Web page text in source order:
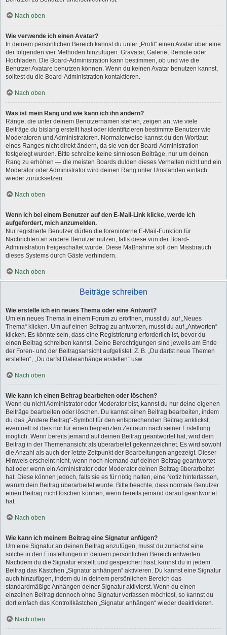
Nach oben
Wie verwende ich einen Avatar?
In deinem persönlichen Bereich kannst du unter „Profil“ einen Avatar über eine
der folgenden vier Methoden hinzufügen: Gravatar, Galerie, Remote oder
Hochladen. Die Board-Administration kann bestimmen, ob und wie die
Benutzer Avatare benutzen können. Wenn du keinen Avatar benutzen kannst,
solltest du die Board-Administration kontaktieren.
Nach oben
Was ist mein Rang und wie kann ich ihn ändern?
Ränge, die unter deinem Benutzernamen stehen, zeigen an, wie viele
Beiträge du bislang erstellt hast oder identifizieren bestimmte Benutzer wie
Moderatoren und Administratoren. Normalerweise kannst du den Wortlaut
eines Ranges nicht direkt ändern, da sie von der Board-Administration
festgelegt wurden. Bitte schreibe keine sinnlosen Beiträge, nur um deinen
Rang zu erhöhen — die meisten Boards dulden dieses Verhalten nicht und ein
Moderator oder Administrator wird deinen Rang unter Umständen einfach
wieder zurücksetzen.
Nach oben
Wenn ich bei einem Benutzer auf den E-Mail-Link klicke, werde ich
aufgefordert, mich anzumelden.
Nur registrierte Benutzer dürfen die foreninterne E-Mail-Funktion für
Nachrichten an andere Benutzer nutzen, falls diese von der Board-
Administration freigeschaltet wurde. Diese Maßnahme soll den Missbrauch
dieses Systems durch Gäste verhindern.
Nach oben
Beiträge schreiben
Wie erstelle ich ein neues Thema oder eine Antwort?
Um ein neues Thema in einem Forum zu eröffnen, musst du auf „Neues
Thema“ klicken. Um auf einen Beitrag zu antworten, musst du auf „Antworten“
klicken. Es könnte sein, dass eine Registrierung erforderlich ist, bevor du
einen Beitrag schreiben kannst. Deine Berechtigungen sind jeweils am Ende
der Foren- und der Beitragsansicht aufgelistet. Z. B. „Du darfst neue Themen
erstellen“, „Du darfst Dateianhänge erstellen“ usw.
Nach oben
Wie kann ich einen Beitrag bearbeiten oder löschen?
Wenn du nicht Administrator oder Moderator bist, kannst du nur deine eigenen
Beiträge bearbeiten oder löschen. Du kannst einen Beitrag bearbeiten, indem
du das „Ändere Beitrag“-Symbol für den entsprechenden Beitrag anklickst;
eventuell ist dies nur für einen begrenzten Zeitraum nach seiner Erstellung
möglich. Wenn bereits jemand auf deinen Beitrag geantwortet hat, wird dein
Beitrag in der Themenansicht als überarbeitet gekennzeichnet. Es wird sowohl
die Anzahl als auch der letzte Zeitpunkt der Bearbeitungen angezeigt. Dieser
Hinweis erscheint nicht, wenn noch niemand auf deinen Beitrag geantwortet
hat oder wenn ein Administrator oder Moderator deinen Beitrag überarbeitet
hat. Diese können jedoch, falls sie es für nötig halten, eine Notiz hinterlassen,
warum dein Beitrag überarbeitet wurde. Bitte beachte, dass normale Benutzer
einen Beitrag nicht löschen können, wenn bereits jemand darauf geantwortet
hat.
Nach oben
Wie kann ich meinem Beitrag eine Signatur anfügen?
Um eine Signatur an deinen Beitrag anzufügen, musst du zunächst eine
solche in den Einstellungen in deinem persönlichen Bereich entwerfen.
Nachdem du die Signatur erstellt und gespeichert hast, kannst du in jedem
Beitrag das Kästchen „Signatur anhängen“ aktivieren. Du kannst eine Signatur
auch hinzufügen, indem du in deinem persönlichen Bereich das
standardmäßige Anhängen deiner Signatur aktivierst. Wenn du einen
einzelnen Beitrag dennoch ohne Signatur verfassen möchtest, so kannst du
dort einfach das Kontrollkästchen „Signatur anhängen“ wieder deaktivieren.
Nach oben